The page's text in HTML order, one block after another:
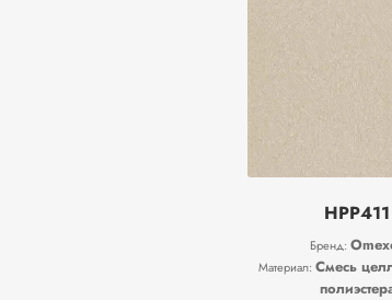
HPP411
Бренд:
Материал: Смесь